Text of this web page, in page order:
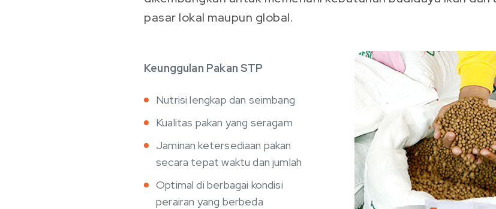
pasar lokal maupun global.
Keunggulan Pakan STP
Nutrisi lengkap dan seimbang
Kualitas pakan yang seragam
Jaminan ketersediaan pakan
secara tepat waktu dan jumlah
Optimal di berbagai kondisi
perairan yang berbeda